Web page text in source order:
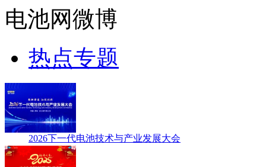
电池网微博
热点专题
2026下一代电池技术与产业发展大会